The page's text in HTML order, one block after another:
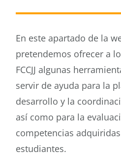
calidad
En este apartado de la
pretendemos ofrecer a
FCCJJ algunas
servir de ayuda para la
desarrollo y la
así como para la
competencias
estudiantes.